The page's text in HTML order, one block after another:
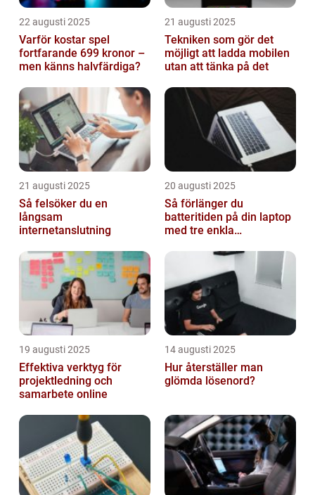
22 augusti 2025
Varför kostar spel
fortfarande 699 kronor –
men känns halvfärdiga?
21 augusti 2025
Tekniken som gör det
möjligt att ladda mobilen
utan att tänka på det
21 augusti 2025
Så felsöker du en
långsam
internetanslutning
20 augusti 2025
Så förlänger du
batteritiden på din laptop
med tre enkla
19 augusti 2025
Effektiva verktyg för
projektledning och
samarbete online
14 augusti 2025
Hur återställer man
glömda lösenord?